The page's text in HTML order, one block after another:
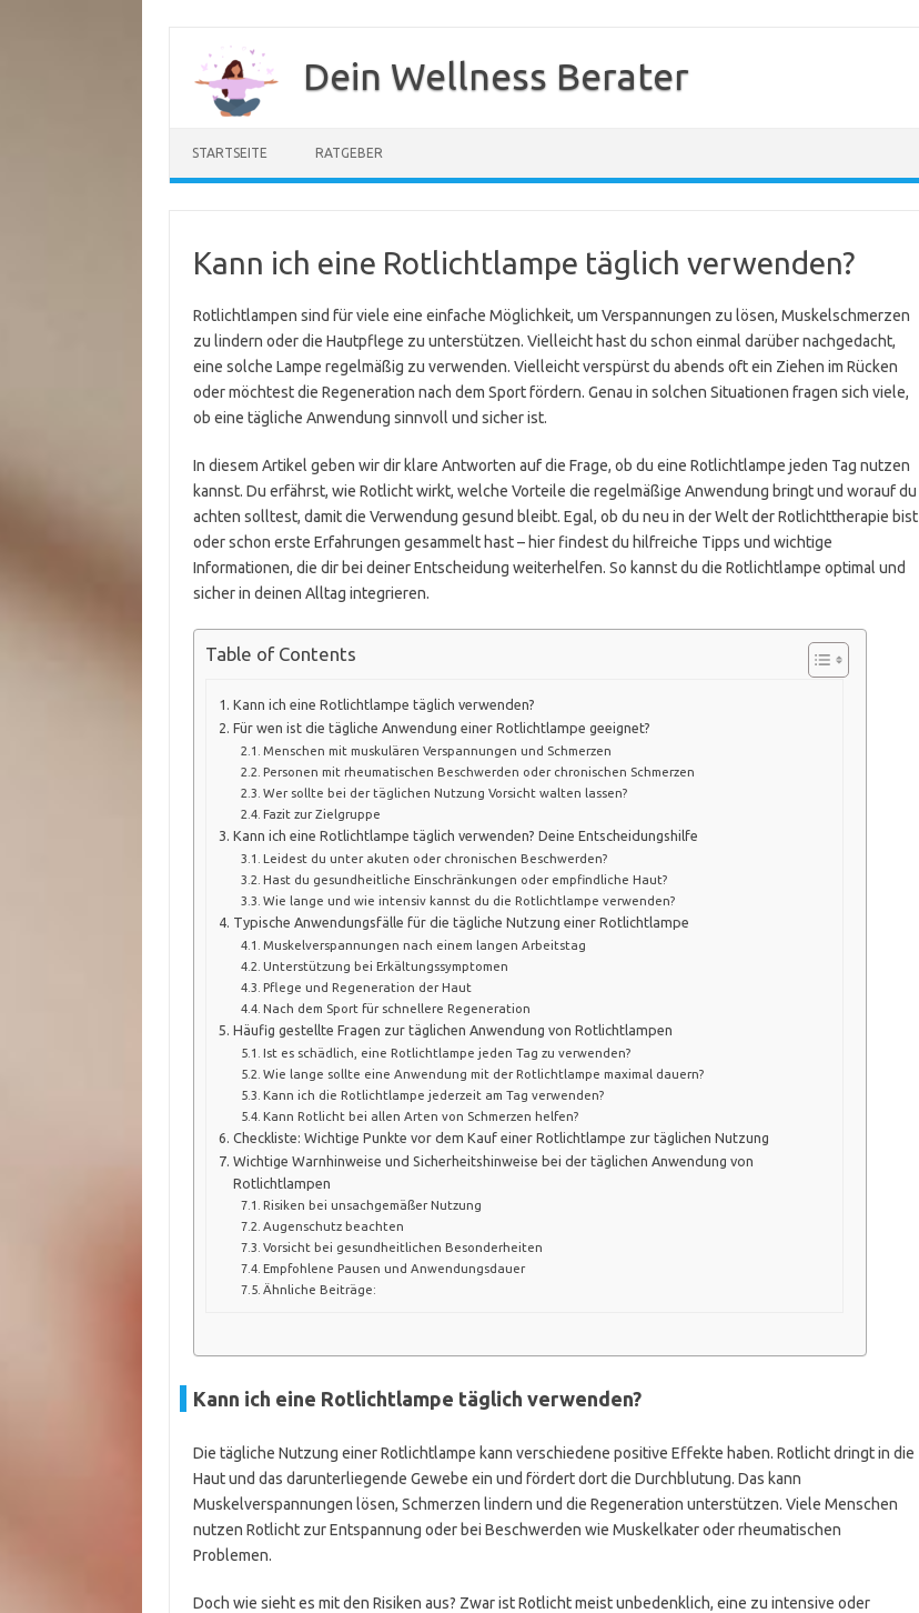
springen
Dein Wellness Berater
STARTSEITE RATGEBER
Kann ich eine Rotlichtlampe täglich verwenden?
Rotlichtlampen sind für viele eine einfache Möglichkeit, um Verspannungen zu lösen, Muskelschmerzen
zu lindern oder die Hautpflege zu unterstützen. Vielleicht hast du schon einmal darüber nachgedacht,
eine solche Lampe regelmäßig zu verwenden. Vielleicht verspürst du abends oft ein Ziehen im Rücken
oder möchtest die Regeneration nach dem Sport fördern. Genau in solchen Situationen fragen sich viele,
ob eine tägliche Anwendung sinnvoll und sicher ist.
In diesem Artikel geben wir dir klare Antworten auf die Frage, ob du eine Rotlichtlampe jeden Tag nutzen
kannst. Du erfährst, wie Rotlicht wirkt, welche Vorteile die regelmäßige Anwendung bringt und worauf du
achten solltest, damit die Verwendung gesund bleibt. Egal, ob du neu in der Welt der Rotlichttherapie bist
oder schon erste Erfahrungen gesammelt hast – hier findest du hilfreiche Tipps und wichtige
Informationen, die dir bei deiner Entscheidung weiterhelfen. So kannst du die Rotlichtlampe optimal und
sicher in deinen Alltag integrieren.
Table of Contents
Kann ich eine Rotlichtlampe täglich verwenden?
Für wen ist die tägliche Anwendung einer Rotlichtlampe geeignet?
Menschen mit muskulären Verspannungen und Schmerzen
Personen mit rheumatischen Beschwerden oder chronischen Schmerzen
Wer sollte bei der täglichen Nutzung Vorsicht walten lassen?
Fazit zur Zielgruppe
Kann ich eine Rotlichtlampe täglich verwenden? Deine Entscheidungshilfe
Leidest du unter akuten oder chronischen Beschwerden?
Hast du gesundheitliche Einschränkungen oder empfindliche Haut?
Wie lange und wie intensiv kannst du die Rotlichtlampe verwenden?
Typische Anwendungsfälle für die tägliche Nutzung einer Rotlichtlampe
Muskelverspannungen nach einem langen Arbeitstag
Unterstützung bei Erkältungssymptomen
Pflege und Regeneration der Haut
Nach dem Sport für schnellere Regeneration
Häufig gestellte Fragen zur täglichen Anwendung von Rotlichtlampen
Ist es schädlich, eine Rotlichtlampe jeden Tag zu verwenden?
Wie lange sollte eine Anwendung mit der Rotlichtlampe maximal dauern?
Kann ich die Rotlichtlampe jederzeit am Tag verwenden?
Kann Rotlicht bei allen Arten von Schmerzen helfen?
Checkliste: Wichtige Punkte vor dem Kauf einer Rotlichtlampe zur täglichen Nutzung
Wichtige Warnhinweise und Sicherheitshinweise bei der täglichen Anwendung von
Rotlichtlampen
Risiken bei unsachgemäßer Nutzung
Augenschutz beachten
Vorsicht bei gesundheitlichen Besonderheiten
Empfohlene Pausen und Anwendungsdauer
Ähnliche Beiträge:
Kann ich eine Rotlichtlampe täglich verwenden?
Die tägliche Nutzung einer Rotlichtlampe kann verschiedene positive Effekte haben. Rotlicht dringt in die
Haut und das darunterliegende Gewebe ein und fördert dort die Durchblutung. Das kann
Muskelverspannungen lösen, Schmerzen lindern und die Regeneration unterstützen. Viele Menschen
nutzen Rotlicht zur Entspannung oder bei Beschwerden wie Muskelkater oder rheumatischen
Problemen.
Doch wie sieht es mit den Risiken aus? Zwar ist Rotlicht meist unbedenklich, eine zu intensive oder